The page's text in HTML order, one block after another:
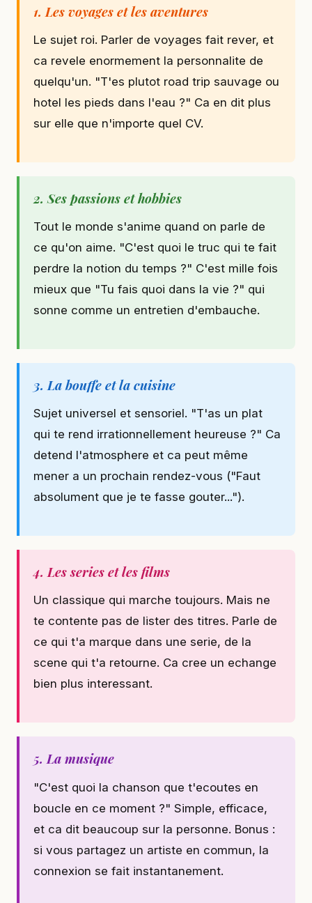
1. Les voyages et les aventures
Le sujet roi. Parler de voyages fait rever, et
ca revele enormement la personnalite de
quelqu'un. "T'es plutot road trip sauvage ou
hotel les pieds dans l'eau ?" Ca en dit plus
sur elle que n'importe quel CV.
2. Ses passions et hobbies
Tout le monde s'anime quand on parle de
ce qu'on aime. "C'est quoi le truc qui te fait
perdre la notion du temps ?" C'est mille fois
mieux que "Tu fais quoi dans la vie ?" qui
sonne comme un entretien d'embauche.
3. La bouffe et la cuisine
Sujet universel et sensoriel. "T'as un plat
qui te rend irrationnellement heureuse ?" Ca
detend l'atmosphere et ca peut même
mener a un prochain rendez-vous ("Faut
absolument que je te fasse gouter...").
4. Les series et les films
Un classique qui marche toujours. Mais ne
te contente pas de lister des titres. Parle de
ce qui t'a marque dans une serie, de la
scene qui t'a retourne. Ca cree un echange
bien plus interessant.
5. La musique
"C'est quoi la chanson que t'ecoutes en
boucle en ce moment ?" Simple, efficace,
et ca dit beaucoup sur la personne. Bonus :
si vous partagez un artiste en commun, la
connexion se fait instantanement.